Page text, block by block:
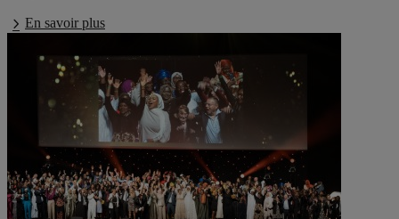
En savoir plus